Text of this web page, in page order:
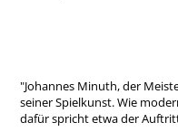
"Johannes Minuth, der
seiner Spielkunst. Wie
dafür spricht etwa der